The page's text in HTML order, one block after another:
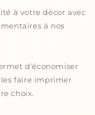
à votre décor avec
à nos
d'économiser
faire imprimer
choix.